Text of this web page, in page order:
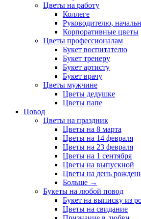
Цветы на работу
Коллеге
Руководителю,
Корпоративные цветы
Цветы профессионалам
Букет воспитателю
Букет тренеру
Букет артисту
Букет врачу
Цветы мужчине
Цветы дедушке
Цветы папе
Повод
Цветы на праздник
Цветы на 8 марта
Цветы на 14 февраля
Цветы на 23 февраля
Цветы на 1 сентября
Цветы на выпускной
Цветы на день
Больше →
Букеты на любой повод
Букет на выписку из
Цветы на свидание